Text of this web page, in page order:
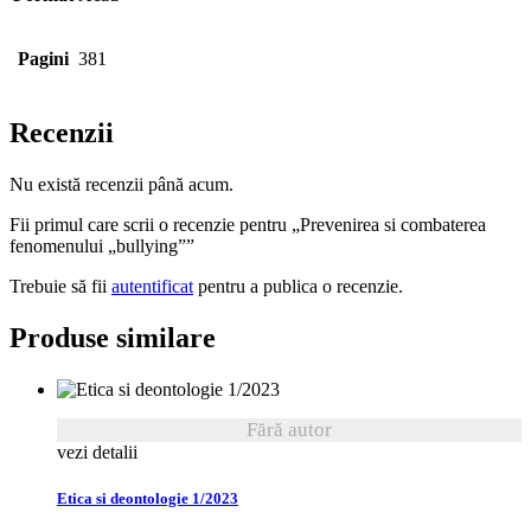
Pagini 381
Recenzii
Nu există recenzii până acum.
Fii primul care scrii o recenzie pentru „Prevenirea si combaterea
fenomenului „bullying””
Trebuie să fii autentificat pentru a publica o recenzie.
Produse similare
Fără autor
vezi detalii
Etica si deontologie 1/2023